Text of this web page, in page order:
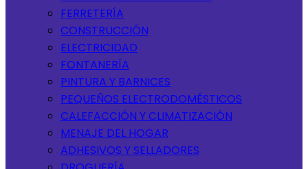
FERRETERÍA
CONSTRUCCIÓN
ELECTRICIDAD
FONTANERÍA
PINTURA Y BARNICES
PEQUEÑOS ELECTRODOMÉSTICOS
CALEFACCIÓN Y CLIMATIZACIÓN
MENAJE DEL HOGAR
ADHESIVOS Y SELLADORES